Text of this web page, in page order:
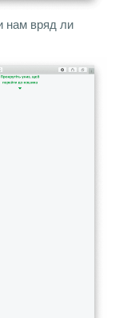
нам вряд ли